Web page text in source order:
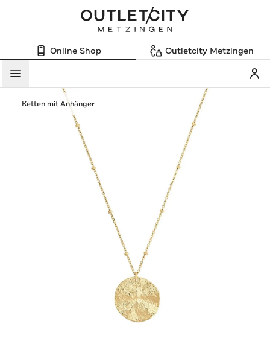
Online Shop Outletcity Metzingen
Menü
Ketten mit Anhänger